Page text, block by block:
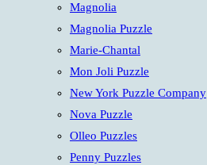
Magnolia
Magnolia Puzzle
Marie-Chantal
Mon Joli Puzzle
New York Puzzle Company
Nova Puzzle
Olleo Puzzles
Penny Puzzles